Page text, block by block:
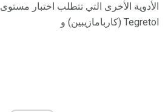
الأدوية الأخرى التي تتطلب اختبار
Tegretol (كاربامازيبين) و